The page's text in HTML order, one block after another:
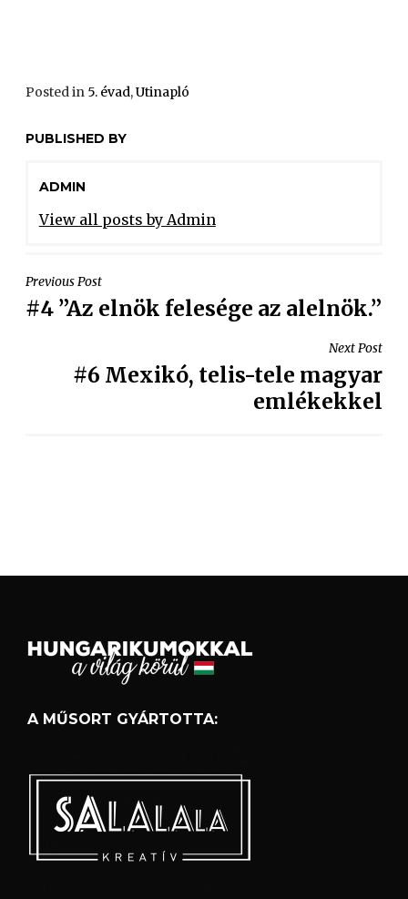
Posted in 5. évad,Utinapló
PUBLISHED BY
ADMIN
View all posts by Admin
Previous Post
#4 ”Az elnök felesége az alelnök.”
Next Post
#6 Mexikó, telis-tele magyar
emlékekkel
A MŰSORT GYÁRTOTTA: